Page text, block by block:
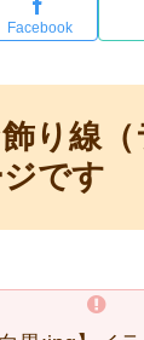
Facebook
り線（
です